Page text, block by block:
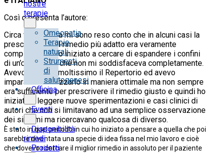
nostre
terapie
Omeopatia
Terapie
naturali
Strumenti
di
salutogenesi
Officina
Eventi
Disponibilità
rimedi
Prodotti
Così o presenta l’autore:
Circa vent’anni fa mi sono reso conto che in alcuni casi la
prescrizione del rimedio più adatto era veramente
complicata ed ho iniziato a cercare di espandere i confini
di un’omeopatia che non mi soddisfaceva completamente.
Avevo studiato moltissimo il Repertorio ed avevo
imparato ad utilizzarlo in maniera ottimale ma non sempre
era sufficiente per prescrivere il rimedio giusto e quindi ho
iniziato a leggere nuove sperimentazioni e casi clinici di
autori che non si limitavano ad una semplice osservazione
dei sintomi ma ricercavano qualcosa di diverso.
È stato in quel periodo in cui ho iniziato a pensare a quella che poi
sarebbe diventata una specie di idea fissa nel mio lavoro e cioè
che dovevo ricercare il miglior rimedio in assoluto per il paziente